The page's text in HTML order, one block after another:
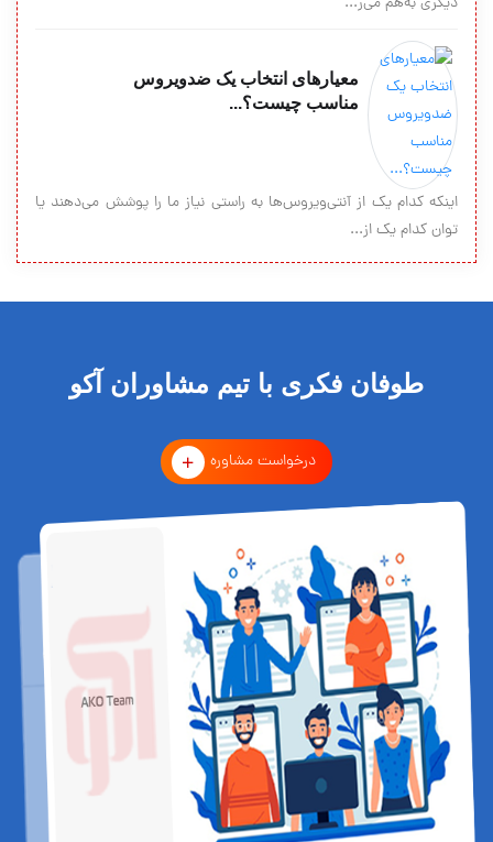
معیارهای انتخاب یک ضدویروس
مناسب چیست؟...
اینکه کدام یک از آنتی‌ویروس‌ها به راستی نیاز ما را پوشش می‌دهند یا
توان کدام یک از...
طوفان فکری با تیم مشاوران آکو
درخواست مشاوره